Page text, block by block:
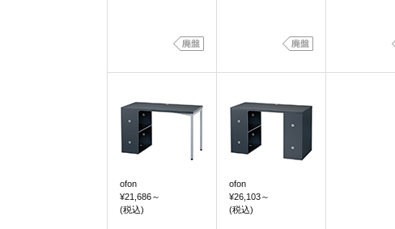
ofon
¥21,686～
(税込)
ofon
¥26,103～
(税込)